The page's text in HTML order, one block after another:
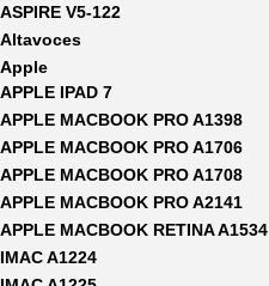
ASPIRE V5-122
Altavoces
Apple
APPLE IPAD 7
APPLE MACBOOK PRO A1398
APPLE MACBOOK PRO A1706
APPLE MACBOOK PRO A1708
APPLE MACBOOK PRO A2141
APPLE MACBOOK RETINA A1534
IMAC A1224